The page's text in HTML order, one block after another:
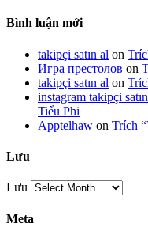
Bình luận mới
takipçi satın al on
Игра престолов on
takipçi satın al on
instagram takipçi
Tiểu Phi
Apptelhaw on Trích
Lưu
Lưu
Meta